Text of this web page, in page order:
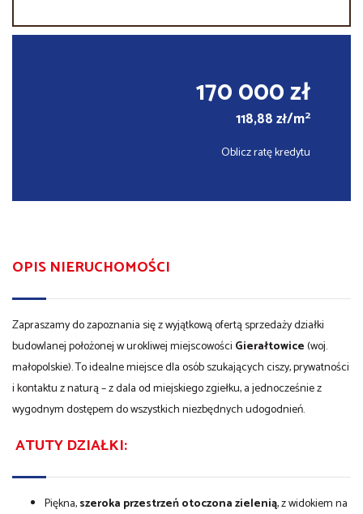
170 000 zł
118,88 zł/m2
Oblicz ratę kredytu
OPIS NIERUCHOMOŚCI
Zapraszamy do zapoznania się z wyjątkową ofertą sprzedaży działki
budowlanej położonej w urokliwej miejscowości Gierałtowice(woj.
małopolskie). To idealne miejsce dla osób szukających ciszy, prywatności
i kontaktu z naturą – z dala od miejskiego zgiełku, a jednocześnie z
wygodnym dostępem do wszystkich niezbędnych udogodnień.
ATUTY DZIAŁKI:
Piękna,szeroka przestrzeń otoczona zielenią, z widokiem na